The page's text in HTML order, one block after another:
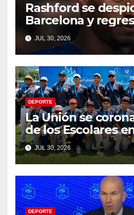
Rashford se
Barcelona y
Manchester
JUL 30, 2026
DEPORTE
La Unión se
de los Escolares
JUL 30, 2026
DEPORTE